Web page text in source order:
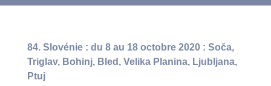
84. Slovénie : du 8 au 18 octobre 2020 : Soča,
Triglav, Bohinj, Bled, Velika Planina, Ljubljana,
Ptuj